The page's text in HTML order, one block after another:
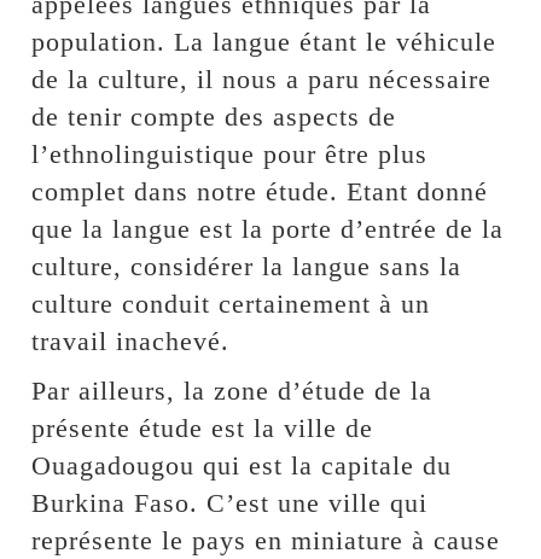
population. La langue étant le véhicule
de la culture, il nous a paru nécessaire
de tenir compte des aspects de
l’ethnolinguistique pour être plus
complet dans notre étude. Etant donné
que la langue est la porte d’entrée de la
culture, considérer la langue sans la
culture conduit certainement à un
travail inachevé.
Par ailleurs, la zone d’étude de la
présente étude est la ville de
Ouagadougou qui est la capitale du
Burkina Faso. C’est une ville qui
représente le pays en miniature à cause